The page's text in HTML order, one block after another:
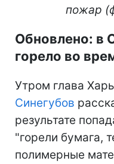
пожар
Обновлено: в
горело во
Утром глава
Синегубов
результате
"горели бумага,
полимерные